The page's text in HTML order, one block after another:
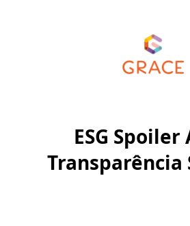
ESG
Transparência